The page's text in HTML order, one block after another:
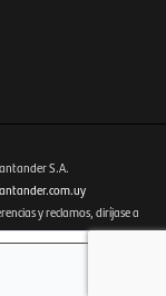
S.A.
y reclamos, diríjase a
099 306 165.